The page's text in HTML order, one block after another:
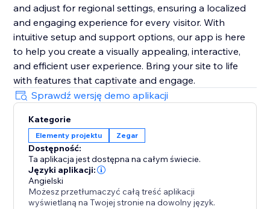
and adjust for regional settings, ensuring a localized
and engaging experience for every visitor. With
intuitive setup and support options, our app is here
to help you create a visually appealing, interactive,
and efficient user experience. Bring your site to life
with features that captivate and engage.
Sprawdź wersję demo aplikacji
Kategorie
Elementy projektu Zegar
Dostępność:
Ta aplikacja jest dostępna na całym świecie.
Języki aplikacji:
Angielski
Możesz przetłumaczyć całą treść aplikacji
wyświetlaną na Twojej stronie na dowolny język.